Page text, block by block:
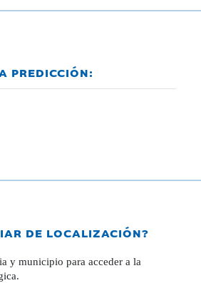
PREDICCIÓN:
DE LOCALIZACIÓN?
y municipio para acceder a la